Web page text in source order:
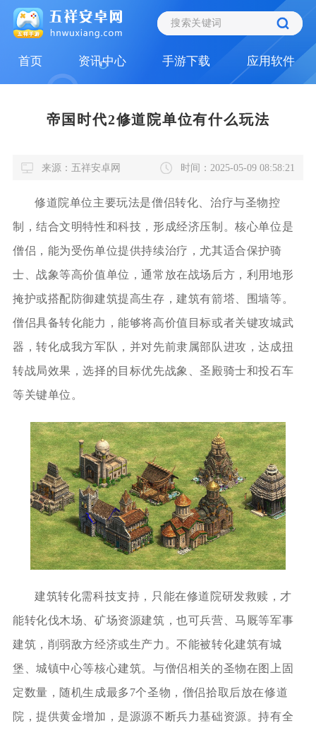
首页 资讯中心 手游下载 应用软件
帝国时代2修道院单位有什么玩法
来源：五祥安卓网 时间：2025-05-09 08:58:21
修道院单位主要玩法是僧侣转化、治疗与圣物控
制，结合文明特性和科技，形成经济压制。核心单位是
僧侣，能为受伤单位提供持续治疗，尤其适合保护骑
士、战象等高价值单位，通常放在战场后方，利用地形
掩护或搭配防御建筑提高生存，建筑有箭塔、围墙等。
僧侣具备转化能力，能够将高价值目标或者关键攻城武
器，转化成我方军队，并对先前隶属部队进攻，达成扭
转战局效果，选择的目标优先战象、圣殿骑士和投石车
等关键单位。
建筑转化需科技支持，只能在修道院研发救赎，才
能转化伐木场、矿场资源建筑，也可兵营、马厩等军事
建筑，削弱敌方经济或生产力。不能被转化建筑有城
堡、城镇中心等核心建筑。与僧侣相关的圣物在图上固
定数量，随机生成最多7个圣物，僧侣拾取后放在修道
院，提供黄金增加，是源源不断兵力基础资源。持有全